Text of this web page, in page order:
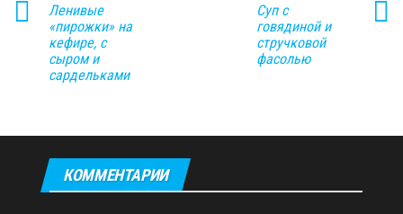
Ленивые
«пирожки» на
кефире, с
сыром и
сардельками
Суп с
говядиной и
стручковой
фасолью
КОММЕНТАРИИ